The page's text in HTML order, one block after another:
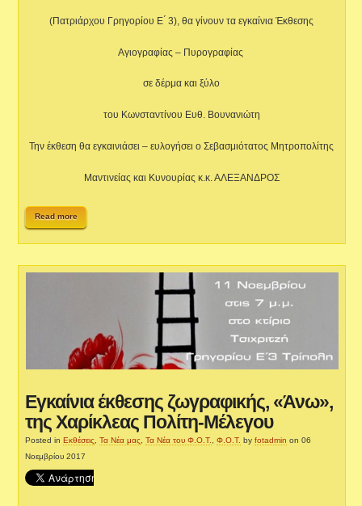
(Πατριάρχου Γρηγορίου Ε ́ 3), θα γίνουν τα εγκαίνια Έκθεσης
Αγιογραφίας – Πυρογραφίας
σε δέρμα και ξύλο
του Κωνσταντίνου Ευθ. Βουνανιώτη
Την έκθεση θα εγκαινιάσει – ευλογήσει ο Σεβασμιότατος Μητροπολίτης
Μαντινείας και Κυνουρίας κ.κ. ΑΛΕΞΑΝΔΡΟΣ
Read more
Εγκαίνια έκθεσης ζωγραφικής, «Άνω»,
της Χαρίκλεας Πολίτη-Μέλεγου
Posted inΕκθέσεις ,Τα Νέα μας ,Τα Νέα του Φ.Ο.Τ. ,Φ.Ο.Τ. byfotadmin on 06
Νοεμβρίου 2017